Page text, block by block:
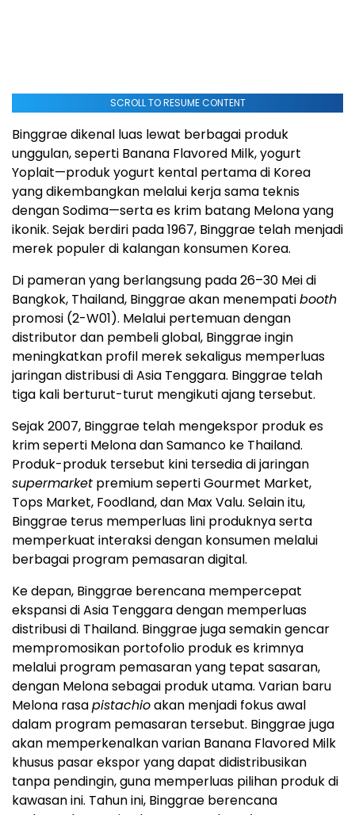
SCROLL TO RESUME CONTENT
Binggrae dikenal luas lewat berbagai produk
unggulan, seperti Banana Flavored Milk, yogurt
Yoplait—produk yogurt kental pertama di Korea
yang dikembangkan melalui kerja sama teknis
dengan Sodima—serta es krim batang Melona yang
ikonik. Sejak berdiri pada 1967, Binggrae telah menjadi
merek populer di kalangan konsumen Korea.
Di pameran yang berlangsung pada 26–30 Mei di
Bangkok, Thailand, Binggrae akan menempatibooth
promosi (2-W01). Melalui pertemuan dengan
distributor dan pembeli global, Binggrae ingin
meningkatkan profil merek sekaligus memperluas
jaringan distribusi di Asia Tenggara. Binggrae telah
tiga kali berturut-turut mengikuti ajang tersebut.
Sejak 2007, Binggrae telah mengekspor produk es
krim seperti Melona dan Samanco ke Thailand.
Produk-produk tersebut kini tersedia di jaringan
supermarket premium seperti Gourmet Market,
Tops Market, Foodland, dan Max Valu. Selain itu,
Binggrae terus memperluas lini produknya serta
memperkuat interaksi dengan konsumen melalui
berbagai program pemasaran digital.
Ke depan, Binggrae berencana mempercepat
ekspansi di Asia Tenggara dengan memperluas
distribusi di Thailand. Binggrae juga semakin gencar
mempromosikan portofolio produk es krimnya
melalui program pemasaran yang tepat sasaran,
dengan Melona sebagai produk utama. Varian baru
Melona rasapistachioakan menjadi fokus awal
dalam program pemasaran tersebut. Binggrae juga
akan memperkenalkan varian Banana Flavored Milk
khusus pasar ekspor yang dapat didistribusikan
tanpa pendingin, guna memperluas pilihan produk di
kawasan ini. Tahun ini, Binggrae berencana